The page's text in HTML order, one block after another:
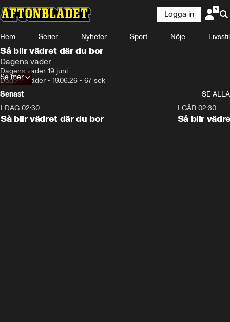
Logga in
Hem Serier Nyheter Sport Nöje Livsstil
Så blir vädret där du bor
Dagens väder
Dagens väder 19 juni
Dagens väder • 19.06.26 • 67 sek
Se mer
Senast
SE ALLA
I DAG 02:30
Så blir vädret där du bor
I GÅR 02:30
Så blir